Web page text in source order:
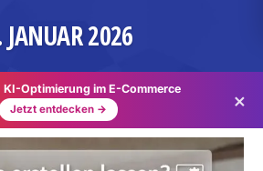
KI-Optimierung im E-Commerce
Jetzt entdecken → ×
2026